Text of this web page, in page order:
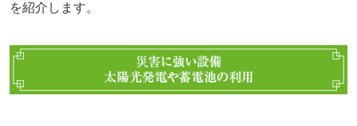
を紹介します。